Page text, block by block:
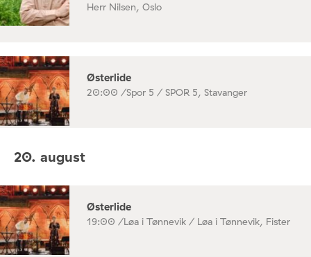
Herr Nilsen, Oslo
Østerlide
20:00 /Spor 5 / SPOR 5, Stavanger
20. august
Østerlide
19:00 /Løa i Tønnevik / Løa i Tønnevik, Fister